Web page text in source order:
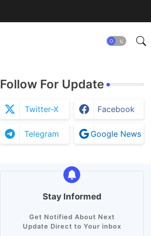
Follow For Update
Twitter-X Facebook
Telegram Google News
Stay Informed
Get Notified About Next
Update Direct to Your inbox